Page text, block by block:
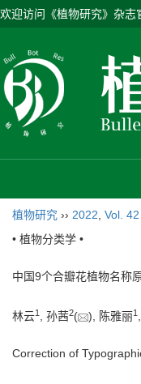
欢迎访问《植物研究》杂志
植物研究 ›› 2022 Vol. 42
• 植物分类学 •
中国9个合瓣花植物名称
林云1 , 孙茜2( ), 陈雅丽1
Correction of